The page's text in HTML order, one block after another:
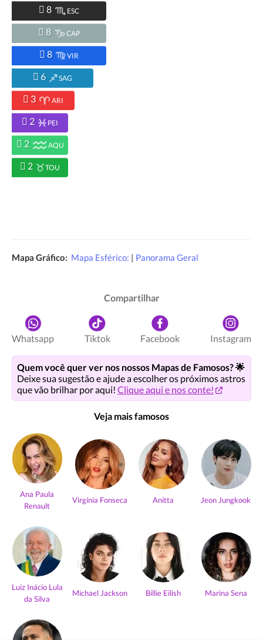
8 ESC
8 CAP
8 VIR
6 SAG
3 ARI
2 PEI
2 AQU
2 TOU
Mapa Gráfico: Mapa Esférico: | Panorama Geral
Compartilhar
Whatsapp Tiktok Facebook Instagram
Quem você quer ver nos nossos Mapas de Famosos? 🌟
Deixe sua sugestão e ajude a escolher os próximos astros
que vão brilhar por aqui! Clique aqui e nos conte!
Veja mais famosos
Ana Paula
Renault
Virgínia Fonseca Anitta Jeon Jungkook
Luiz Inácio Lula
da Silva
Michael Jackson Billie Eilish Marina Sena